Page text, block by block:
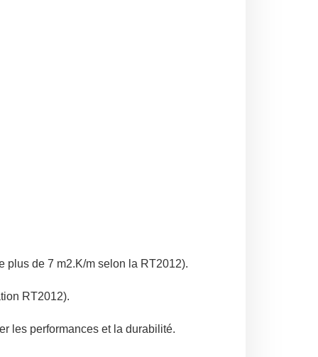
plus de 7 m2.K/m selon la RT2012).
RT2012).
les performances et la durabilité.